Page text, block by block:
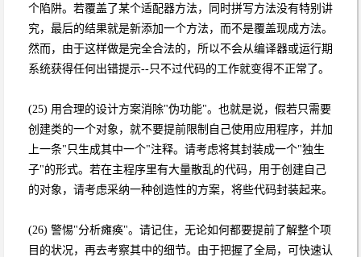
个陷阱。若覆盖了某个适配器方法，同时拼写方法没有特别讲
究，最后的结果就是新添加一个方法，而不是覆盖现成方法。
然而，由于这样做是完全合法的，所以不会从编译器或运行期
系统获得任何出错提示--只不过代码的工作就变得不正常了。
(25) 用合理的设计方案消除"伪功能"。也就是说，假若只需要
创建类的一个对象，就不要提前限制自己使用应用程序，并加
上一条"只生成其中一个"注释。请考虑将其封装成一个"独生
子"的形式。若在主程序里有大量散乱的代码，用于创建自己
的对象，请考虑采纳一种创造性的方案，将些代码封装起来。
(26) 警惕"分析瘫痪"。请记住，无论如何都要提前了解整个项
目的状况，再去考察其中的细节。由于把握了全局，可快速认